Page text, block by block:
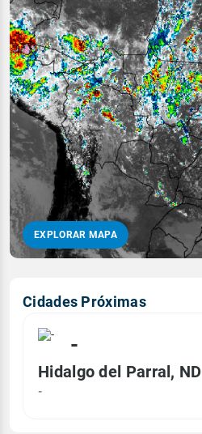
EXPLORAR MAPA
Cidades Próximas
-
Hidalgo del Parral, ND
-